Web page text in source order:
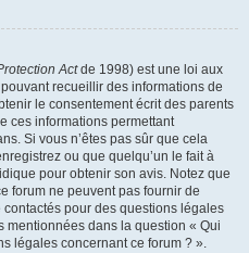
Actde 1998) est une loi aux
recueillir des informations de
le consentement écrit des parents
ces informations permettant
Si vous n’êtes pas sûr que cela
ou que quelqu’un le fait à
pour obtenir son avis. Notez que
forum ne peuvent pas fournir de
pour des questions légales
mentionnées dans la question « Qui
légales concernant ce forum ? ».